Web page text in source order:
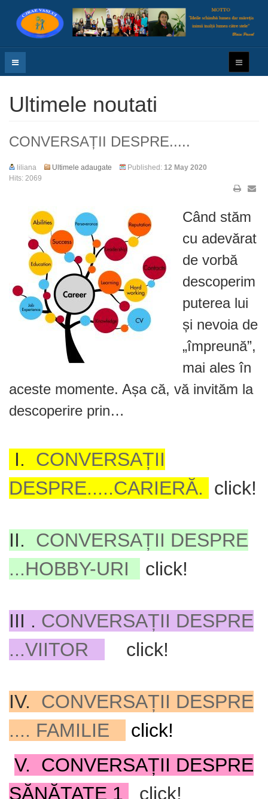
Ultimele noutati
CONVERSAȚII DESPRE.....
liliana Ultimele adaugate Published: 12 May 2020
Hits: 2069
Când stăm
cu adevărat
de vorbă
descoperim
puterea lui
și nevoia de
„împreună”,
mai ales în
aceste momente. Așa că, vă invităm la
descoperire prin…
I. CONVERSAȚII
DESPRE.....CARIERĂ.
click!
II. CONVERSAȚII DESPRE
...HOBBY-URI
click!
III . CONVERSAȚII DESPRE
...VIITOR
click!
IV. CONVERSAȚII DESPRE
.... FAMILIE
click!
V. CONVERSAȚII DESPRE
SĂNĂTATE 1
click!